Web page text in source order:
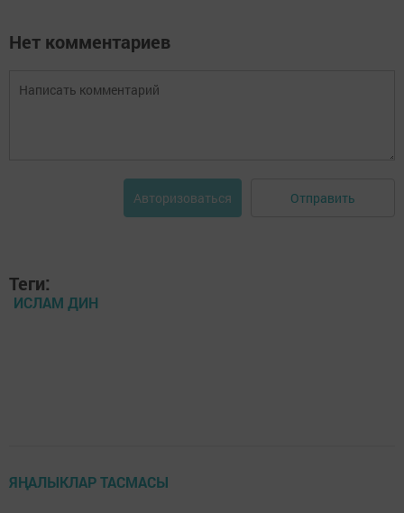
Нет комментариев
Авторизоваться Отправить
Теги:
ИСЛАМ ДИН
ЯҢАЛЫКЛАР ТАСМАСЫ